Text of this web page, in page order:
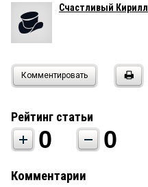
Счастливый Кирилл
Комментировать
Рейтинг статьи
0 0
Комментарии